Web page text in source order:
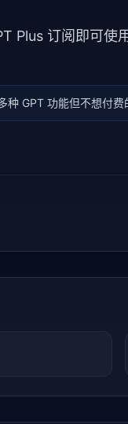
Plus 订阅即可使
种 GPT 功能但不想付费